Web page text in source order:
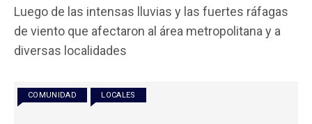
ce
b
o
k
tt
er
at
s
p
p
ail m
p
Luego de las intensas lluvias y las fuertes ráfagas
de viento que afectaron al área metropolitana y a
diversas localidades
COMUNIDAD LOCALES